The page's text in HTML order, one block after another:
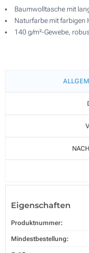
Baumwolltasche mit
Naturfarbe mit farbigen
140 g/m²-Gewebe,
Eigenschaften
Produktnummer:
Mindestbestellung: